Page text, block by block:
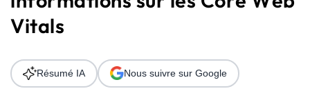
Audit SEO
Vitals
Résumé IA Nous suivre sur Google